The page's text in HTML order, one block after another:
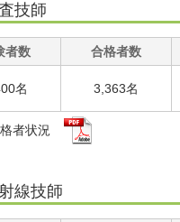
技師
者数 合格者数
名 3,363名
者状況
線技師